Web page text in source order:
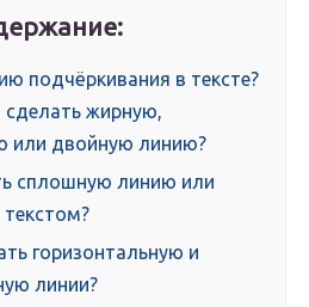
подчёркивания в тексте?
сделать жирную,
или двойную линию?
сплошную линию или
горизонтальную и
линии?